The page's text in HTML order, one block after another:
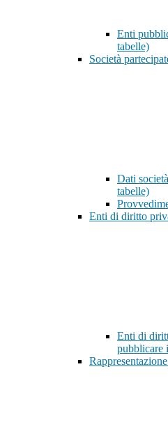
Enti
tabelle)
Società
Dati
tabelle)
Enti di diritto
Enti di
pubblicare